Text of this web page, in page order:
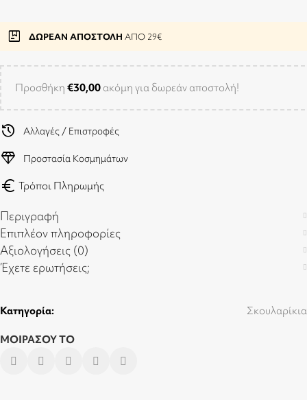
package ΔΩΡΕΑΝ ΑΠΟΣΤΟΛΗ ΑΠΟ 29€
Προσθήκη €30,00 ακόμη για δωρεάν αποστολή!
history Αλλαγές / Επιστροφές
diamond Προστασία Κοσμημάτων
euro Τρόποι Πληρωμής
Περιγραφή
Επιπλέον πληροφορίες
Αξιολογήσεις (0)
Έχετε ερωτήσεις;
Κατηγορία: Σκουλαρίκια
ΜΟΙΡΑΣΟΥ ΤΟ